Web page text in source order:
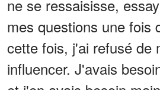
ne se ressaisisse,
mes questions une fois
cette fois, j'ai refusé de
influencer. J'avais